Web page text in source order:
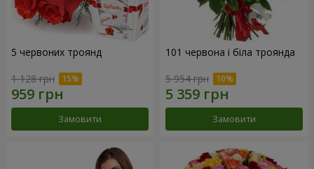
5 червоних троянд
1 128 грн
Замовити
101 червона і біла троянда
5 954 грн
Замовити